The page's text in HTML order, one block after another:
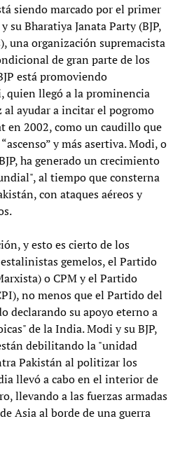
siendo marcado por el primer
Bharatiya Janata Party (BJP,
una organización supremacista
de gran parte de los
está promoviendo
quien llegó a la prominencia
ayudar a incitar el pogromo
en 2002, como un caudillo que
y más asertiva. Modi, o
ha generado un crecimiento
al tiempo que consterna
con ataques aéreos y
y esto es cierto de los
gemelos, el Partido
o CPM y el Partido
no menos que el Partido del
declarando su apoyo eterno a
de la India. Modi y su BJP,
debilitando la "unidad
Pakistán al politizar los
llevó a cabo en el interior de
llevando a las fuerzas armadas
Asia al borde de una guerra